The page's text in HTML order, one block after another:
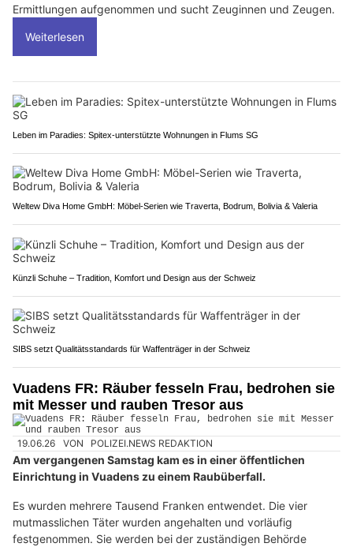
Ermittlungen aufgenommen und sucht Zeuginnen und Zeugen.
Weiterlesen
Leben im Paradies: Spitex-unterstützte Wohnungen in Flums SG
Weltew Diva Home GmbH: Möbel-Serien wie Traverta, Bodrum, Bolivia & Valeria
Künzli Schuhe – Tradition, Komfort und Design aus der Schweiz
SIBS setzt Qualitätsstandards für Waffenträger in der Schweiz
Vuadens FR: Räuber fesseln Frau, bedrohen sie
mit Messer und rauben Tresor aus
19.06.26 VON POLIZEI.NEWS REDAKTION
Am vergangenen Samstag kam es in einer öffentlichen
Einrichtung in Vuadens zu einem Raubüberfall.
Es wurden mehrere Tausend Franken entwendet. Die vier
mutmasslichen Täter wurden angehalten und vorläufig
festgenommen. Sie werden bei der zuständigen Behörde